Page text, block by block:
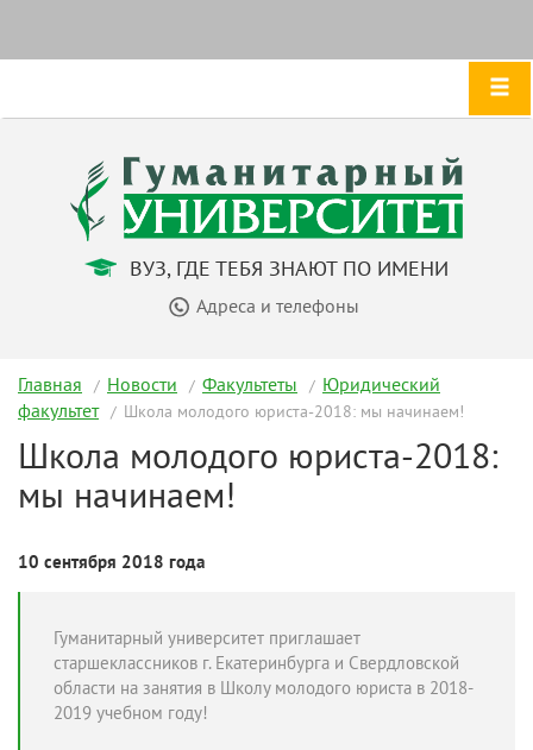
ВУЗ, ГДЕ ТЕБЯ ЗНАЮТ ПО ИМЕНИ
Адреса и телефоны
Главная Новости Факультеты
Юридический
факультет
Школа молодого юриста-2018: мы начинаем!
Школа молодого юриста-2018:
мы начинаем!
10 сентября 2018 года
Гуманитарный университет приглашает
старшеклассников г. Екатеринбурга и Свердловской
области на занятия в Школу молодого юриста в 2018-
2019 учебном году!